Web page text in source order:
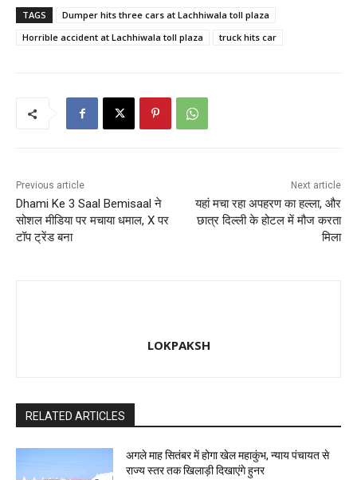
c
e
st
o
o
n
ai
l
ar
e
TAGS
Dumper hits three cars at Lachhiwala toll plaza
Horrible accident at Lachhiwala toll plaza
truck hits car
Previous article
Dhami Ke 3 Saal Bemisaal ने
सोशल मीडिया पर मचाया धमाल, X पर
टॉप ट्रेंड बना
Next article
यहां मचा रहा अपहरण का हल्ला, और
छात्र दिल्ली के होटल में मौज करता
मिला
LOKPAKSH
RELATED ARTICLES
अगले माह सितंबर में होगा खेल महाकुंभ, न्याय पंचायत से
राज्य स्तर तक खिलाड़ी दिखाएंगे हुनर